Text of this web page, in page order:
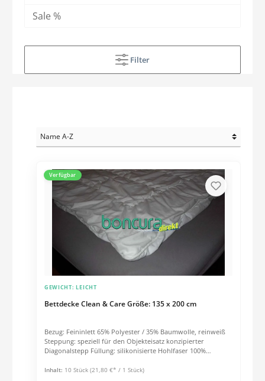
Sale %
Filter
Verfügbar
Bettdecke Clean & Care Größe: 135 x 200 cm
GEWICHT:LEICHT
Bezug: Feininlett 65% Polyester / 35% Baumwolle, reinweiß
Steppung: speziell für den Objekteisatz konzipierter
Diagonalstepp Füllung: silikonisierte Hohlfaser 100%
Inhalt: 10 Stück (21,80 €* / 1 Stück)